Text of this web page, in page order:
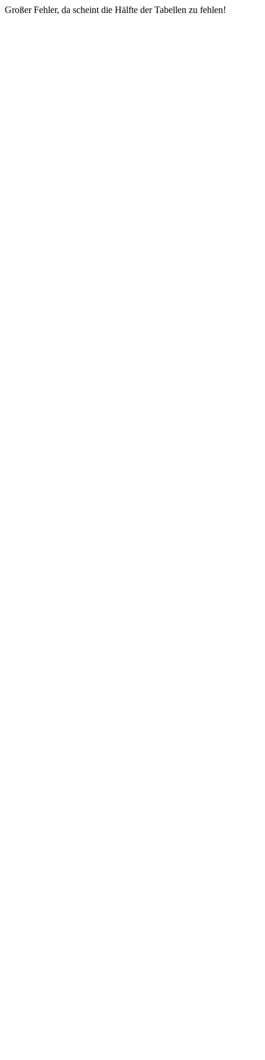
Großer Fehler, da scheint die Hälfte der Tabellen zu fehlen!